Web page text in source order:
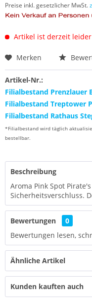
Preise inkl. gesetzlicher MwSt.
Artikel ist derzeit
Merken
Artikel-Nr.:
Filialbestand Prenzlauer
Filialbestand Treptower
Filialbestand Rathaus
*Filialbestand wird täglich
bestellbar.
Beschreibung
Aroma Pink Spot
Sicherheitsverschluss.
Bewertungen
0
Bewertungen lesen,
Ähnliche Artikel
Kunden kauften auch